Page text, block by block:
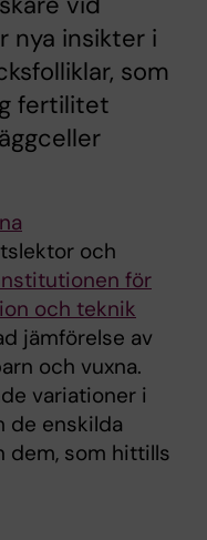
nya insikter i
som
fertilitet
och
för
och teknik
jämförelse av
och vuxna.
variationer i
de enskilda
dem, som hittills